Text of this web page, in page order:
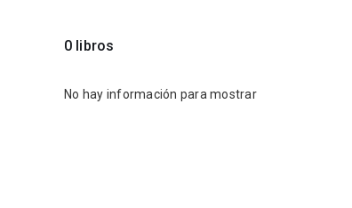
0 libros
No hay información para mostrar